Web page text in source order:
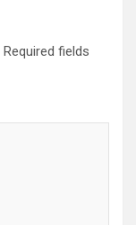
Required fields